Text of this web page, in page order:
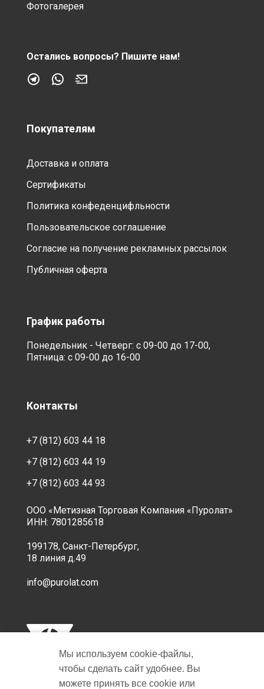
Фотогалерея
Остались вопросы? Пишите нам!
Покупателям
Доставка и оплата
Сертификаты
Политика конфеденцифльности
Пользовательское соглашение
Согласие на получение рекламных рассылок
Публичная оферта
График работы
Понедельник - Четверг: с 09-00 до 17-00,
Пятница: с 09-00 до 16-00
Контакты
+7 (812) 603 44 18
+7 (812) 603 44 19
+7 (812) 603 44 93
ООО «Метизная Торговая Компания «Пуролат»
ИНН: 7801285618
199178, Санкт-Петербург,
18 линия д.49
info@purolat.com
Мы используем cookie‑файлы,
чтобы сделать сайт удобнее. Вы
можете принять все cookie или